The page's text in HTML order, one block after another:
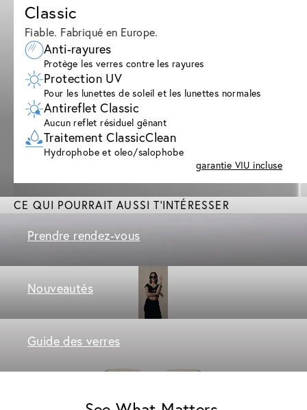
Classic
Fiable. Fabriqué en Europe.
Anti-rayures
Protège les verres contre les rayures
Protection UV
Pour les lunettes de soleil et les lunettes normales
Antireflet Classic
Aucun reflet résiduel gênant
Traitement ClassicClean
Hydrophobe et oleo/salophobe
garantie VIU incluse
CE QUI POURRAIT AUSSI T'INTÉRESSER
Prendre rendez-vous
Nouveautés
Guide des verres